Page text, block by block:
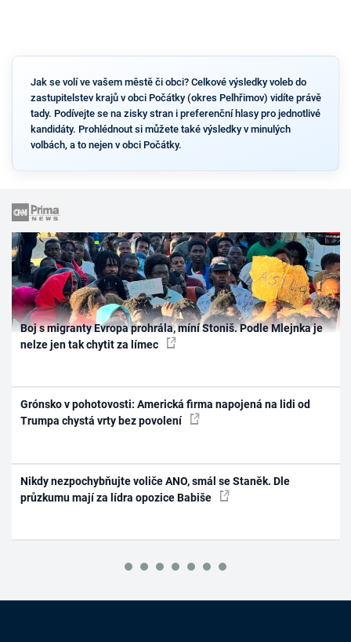
Jak se volí ve vašem městě či obci? Celkové výsledky voleb do
zastupitelstev krajů v obci Počátky (okres Pelhřimov) vidíte právě
tady. Podívejte se na zisky stran i preferenční hlasy pro jednotlivé
kandidáty. Prohlédnout si můžete také výsledky v minulých
volbách, a to nejen v obci Počátky.
Boj s migranty Evropa prohrála, míní Stoniš. Podle Mlejnka je
nelze jen tak chytit za límec
Grónsko v pohotovosti: Americká firma napojená na lidi od
Trumpa chystá vrty bez povolení
Nikdy nezpochybňujte voliče ANO, smál se Staněk. Dle
průzkumu mají za lídra opozice Babiše